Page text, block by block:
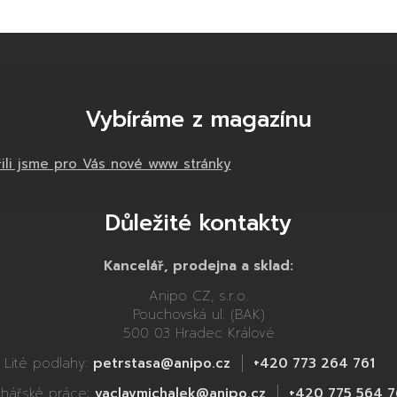
Vybíráme z magazínu
jsme pro Vás nové www stránky
Důležité kontakty
Kancelář, prodejna a sklad:
Anipo CZ, s.r.o.
Pouchovská ul. (BAK)
500 03 Hradec Králové
Lité podlahy: petrstasa@anipo.cz
+420 773 264 761